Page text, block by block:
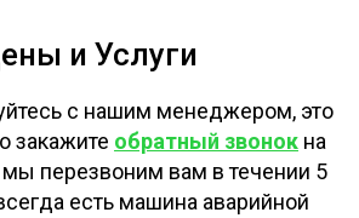
и Услуги
с нашим менеджером, это
закажите обратный звонок на
перезвоним вам в течении 5
есть машина аварийной